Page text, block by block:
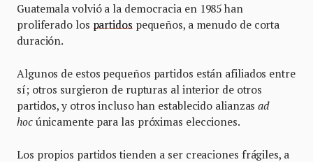
Guatemala volvió a la democracia en 1985 han
proliferado los partidos pequeños, a menudo de corta
duración.
Algunos de estos pequeños partidos están afiliados entre
sí; otros surgieron de rupturas al interior de otros
partidos, y otros incluso han establecido alianzasad
hocúnicamente para las próximas elecciones.
Los propios partidos tienden a ser creaciones frágiles, a